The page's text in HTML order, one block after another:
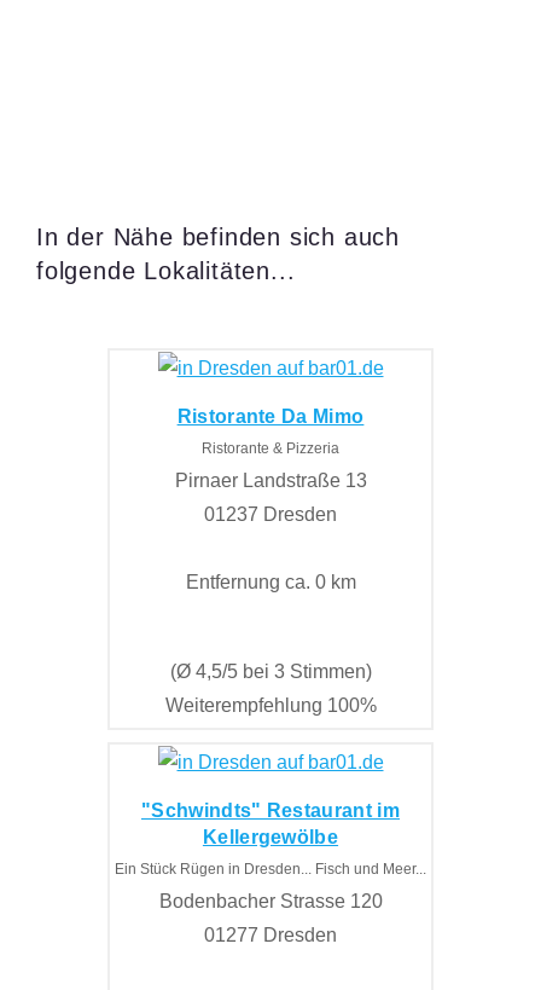
In der Nähe befinden sich auch
folgende Lokalitäten...
Ristorante Da Mimo
Ristorante & Pizzeria
Pirnaer Landstraße 13
01237 Dresden
Entfernung ca. 0 km
(Ø 4,5/5 bei 3 Stimmen)
Weiterempfehlung 100%
"Schwindts" Restaurant im
Kellergewölbe
Ein Stück Rügen in Dresden... Fisch und Meer...
Bodenbacher Strasse 120
01277 Dresden